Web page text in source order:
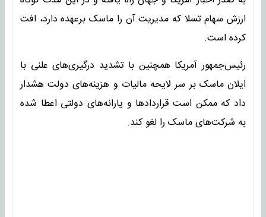
ارزش سهام تسلا که مدیریت آن را ماسک برعهده دارد، افت
کرده است.
رئیس‌جمهور آمریکا همچنین با تشدید درگیری‌های علنی با
ایلان ماسک بر سر لایحه مالیات و هزینه‌های دولت هشدار
داد که ممکن است قراردادها و یارانه‌های دولتی اعطا شده
به شرکت‌های ماسک را لغو کند.